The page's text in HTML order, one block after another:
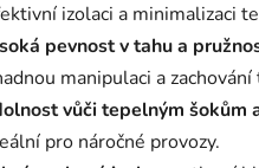
izolaci a minimalizaci
pevnost v tahu a
manipulaci a
vůči tepelným šokům
pro náročné provozy.